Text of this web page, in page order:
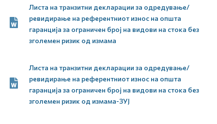
Листа на транзитни декларации за одредување/
ревидирање на референтниот износ на општа
гаранција за ограничен број на видови на стока без
зголемен ризик од измама
Листа на транзитни декларации за одредување/
ревидирање на референтниот износ на општа
гаранција за ограничен број на видови на стока без
зголемен ризик од измама-ЗУЈ